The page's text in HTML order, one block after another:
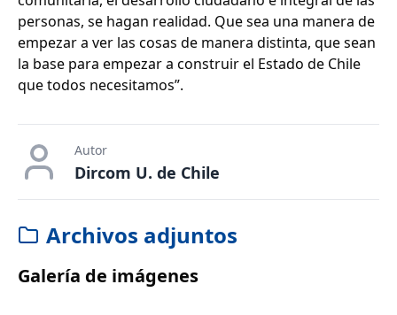
personas, se hagan realidad. Que sea una manera de
empezar a ver las cosas de manera distinta, que sean
la base para empezar a construir el Estado de Chile
que todos necesitamos”.
Autor
Dircom U. de Chile
Archivos adjuntos
Galería de imágenes